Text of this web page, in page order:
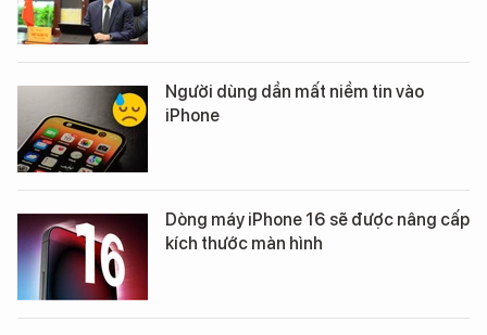
Người dùng dần mất niềm tin vào
iPhone
Dòng máy iPhone 16 sẽ được nâng cấp
kích thước màn hình